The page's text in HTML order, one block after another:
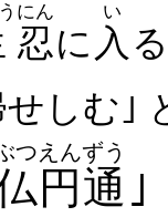
忍
にん
に 入
い
せしむ｣
つ
円通
えんずう